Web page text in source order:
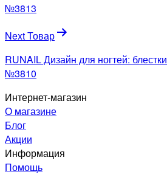
записям
№3813
Next Товар
RUNAIL Дизайн для ногтей:
№3810
Интернет-магазин
О магазине
Блог
Акции
Информация
Помощь